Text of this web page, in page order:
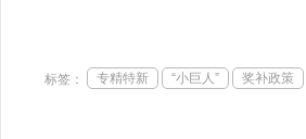
标签： 专精特新 “小巨人” 奖补政策